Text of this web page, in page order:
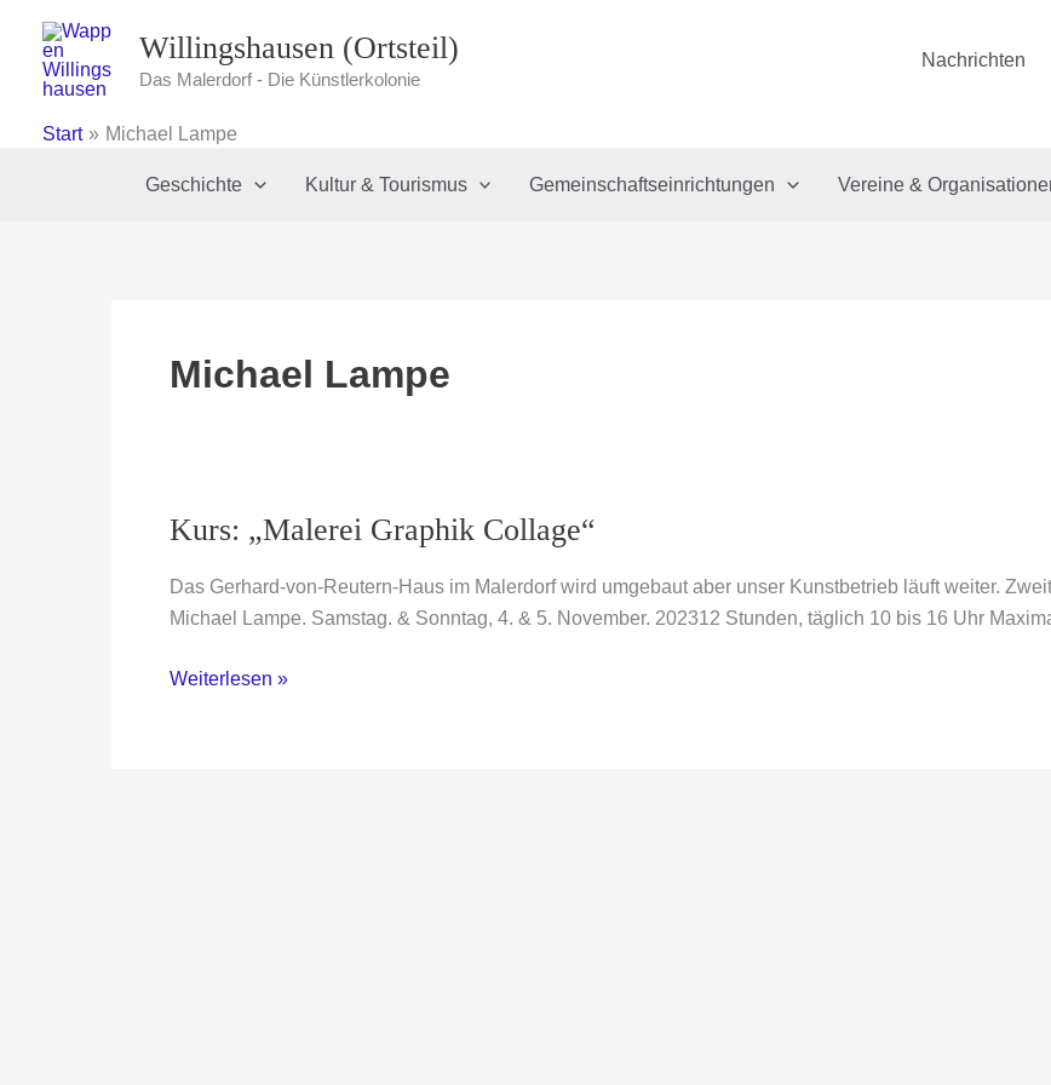
Inhalt
springen
Willingshausen (Ortsteil)
Das Malerdorf - Die Künstlerkolonie
Nachrichten
Start Michael Lampe
Geschichte Kultur & Tourismus Gemeinschaftseinrichtungen Vereine &
Michael Lampe
Kurs: „Malerei Graphik Collage“
Das Gerhard-von-Reutern-Haus im Malerdorf wird umgebaut aber unser Kunstbetrieb läuft weiter.
Michael Lampe. Samstag. & Sonntag, 4. & 5. November. 202312 Stunden, täglich 10 bis 16 Uhr
Kurs:
Weiterlesen »